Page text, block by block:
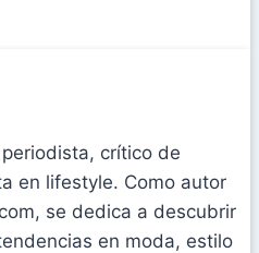
crítico de
en lifestyle. Como autor
se dedica a descubrir
en moda, estilo